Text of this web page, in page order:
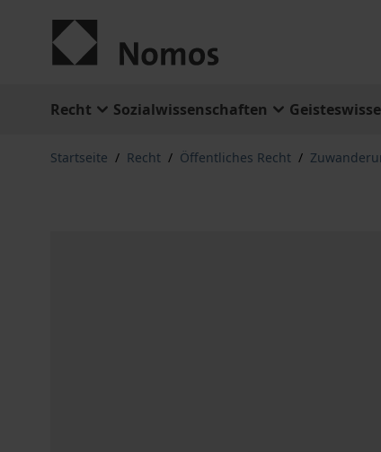
Recht Sozialwissenschaften
Startseite / Recht / Öffentliches Recht /